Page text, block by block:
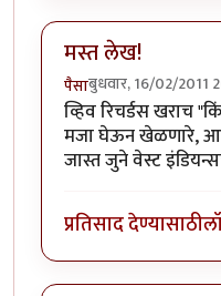
मस्त लेख!
पैसाबुधवार, 16/02/2011
व्हिव रिचर्डस खराच
मजा घेऊन खेळणारे,
जास्त जुने वेस्ट
प्रतिसाद देण्यासाठी